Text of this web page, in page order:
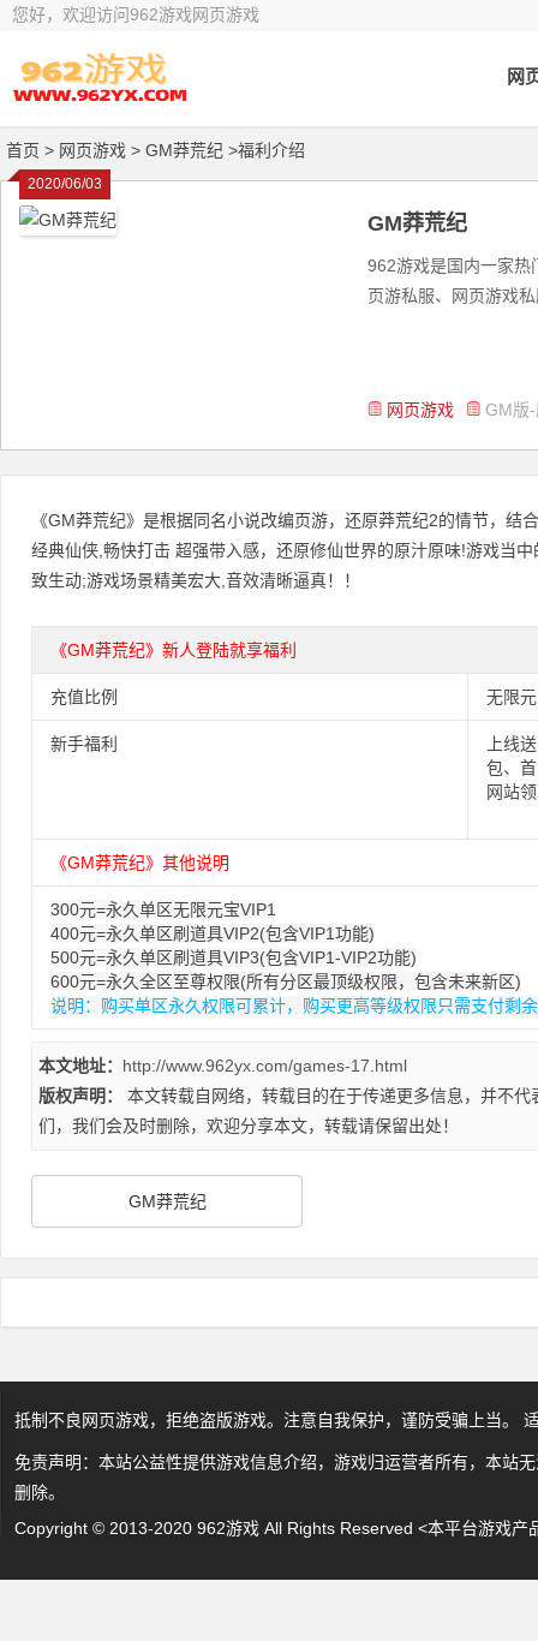
您好，欢迎访问962游戏网页游戏
网
首页 > 网页游戏 > GM莽荒纪 >福利介绍
2020/06/03
GM莽荒纪
962游戏是国内一家热
页游私服、网页游戏
网页游戏 GM版
《GM莽荒纪》是根据同名小说改编页游，还原莽荒纪2的情节，
经典仙侠,畅快打击 超强带入感，还原修仙世界的原汁原味!游戏当
致生动;游戏场景精美宏大,音效清晰逼真！！
《GM莽荒纪》新人登陆就享福利
充值比例 无限
新手福利
上线
包、
网站
《GM莽荒纪》其他说明
300元=永久单区无限元宝VIP1
400元=永久单区刷道具VIP2(包含VIP1功能)
500元=永久单区刷道具VIP3(包含VIP1-VIP2功能)
600元=永久全区至尊权限(所有分区最顶级权限，包含未来新区)
说明：购买单区永久权限可累计，购买更高等级权限只需支付剩
本文地址： http://www.962yx.com/games-17.html
版权声明：
本文转载自网络，转载目的在于传递更多信息，并不
们，我们会及时删除，欢迎分享本文，转载请保留出处！
GM莽荒纪
抵制不良网页游戏，拒绝盗版游戏。注意自我保护，谨防受骗上当。
免责声明：本站公益性提供游戏信息介绍，游戏归运营者所有，本站
删除。
Copyright © 2013-2020 962游戏 All Rights Reserved <本平台游戏